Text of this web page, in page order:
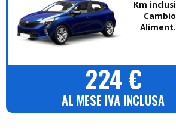
Km inclusi
Cambio
Alimentazione
224 €
AL MESE IVA INCLUSA